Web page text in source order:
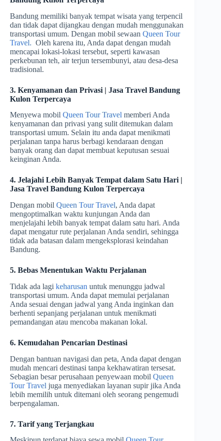
Bandung memiliki banyak tempat wisata yang terpencil
dan tidak dapat dijangkau dengan mudah menggunakan
transportasi umum. Dengan mobil sewaan Queen Tour
Travel. Oleh karena itu, Anda dapat dengan mudah
mencapai lokasi-lokasi tersebut, seperti kawasan
perkebunan teh, air terjun tersembunyi, atau desa-desa
tradisional.
3. Kenyamanan dan Privasi | Jasa Travel Bandung
Kulon Terpercaya
Menyewa mobil Queen Tour Travel memberi Anda
kenyamanan dan privasi yang sulit ditemukan dalam
transportasi umum. Selain itu anda dapat menikmati
perjalanan tanpa harus berbagi kendaraan dengan
banyak orang dan dapat membuat keputusan sesuai
keinginan Anda.
4. Jelajahi Lebih Banyak Tempat dalam Satu Hari |
Jasa Travel Bandung Kulon Terpercaya
Dengan mobil Queen Tour Travel, Anda dapat
mengoptimalkan waktu kunjungan Anda dan
menjelajahi lebih banyak tempat dalam satu hari. Anda
dapat mengatur rute perjalanan Anda sendiri, sehingga
tidak ada batasan dalam mengeksplorasi keindahan
Bandung.
5. Bebas Menentukan Waktu Perjalanan
Tidak ada lagi keharusan untuk menunggu jadwal
transportasi umum. Anda dapat memulai perjalanan
Anda sesuai dengan jadwal yang Anda inginkan dan
berhenti sepanjang perjalanan untuk menikmati
pemandangan atau mencoba makanan lokal.
6. Kemudahan Pencarian Destinasi
Dengan bantuan navigasi dan peta, Anda dapat dengan
mudah mencari destinasi tanpa kekhawatiran tersesat.
Sebagian besar perusahaan penyewaan mobil Queen
Tour Travel juga menyediakan layanan supir jika Anda
lebih memilih untuk ditemani oleh seorang pengemudi
berpengalaman.
7. Tarif yang Terjangkau